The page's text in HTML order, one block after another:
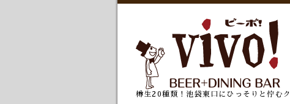
樽生20種類！池袋東口にひっそりと佇む